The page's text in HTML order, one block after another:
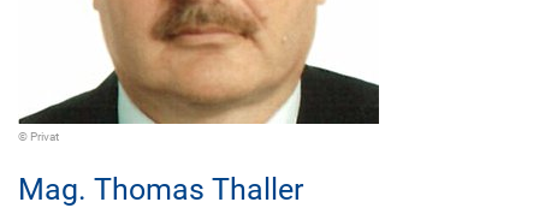
© Privat
Mag. Thomas Thaller